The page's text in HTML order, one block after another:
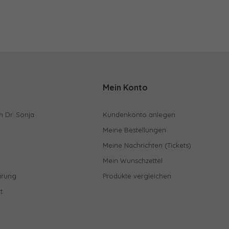
Dr. Sonja
Mein Konto
Kundenkonto anlegen
Meine Bestellungen
Meine Nachrichten (Tickets)
Mein Wunschzettel
Produkte vergleichen